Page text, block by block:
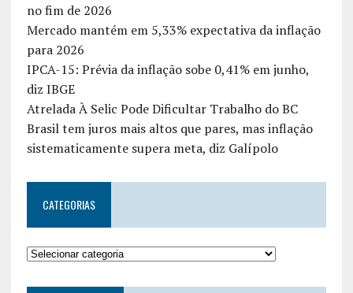
no fim de 2026
Mercado mantém em 5,33% expectativa da inflação
para 2026
IPCA-15: Prévia da inflação sobe 0,41% em junho,
diz IBGE
Atrelada À Selic Pode Dificultar Trabalho do BC
Brasil tem juros mais altos que pares, mas inflação
sistematicamente supera meta, diz Galípolo
CATEGORIAS